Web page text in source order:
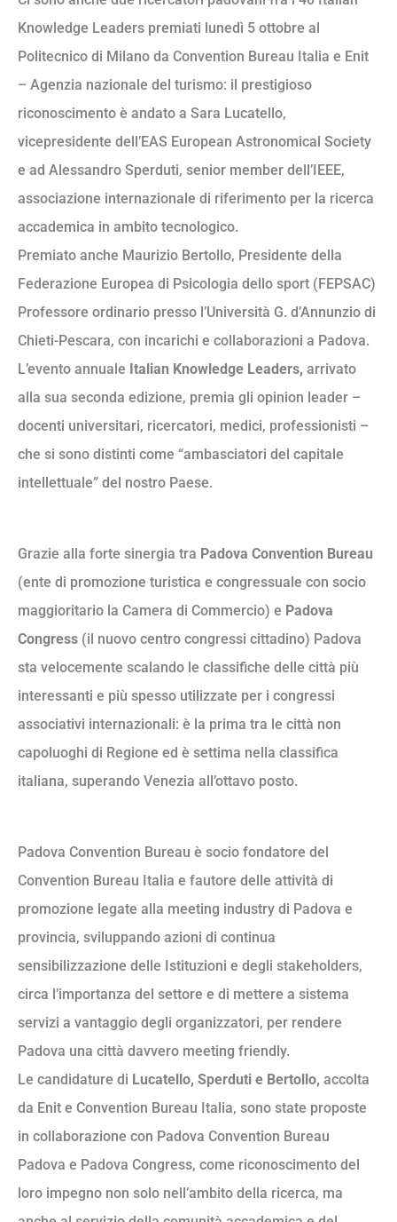
Knowledge Leaders premiati lunedì 5 ottobre al
Politecnico di Milano da Convention Bureau Italia e Enit
– Agenzia nazionale del turismo: il prestigioso
riconoscimento è andato a Sara Lucatello,
vicepresidente dell’EAS European Astronomical Society
e ad Alessandro Sperduti, senior member dell’IEEE,
associazione internazionale di riferimento per la ricerca
accademica in ambito tecnologico.
Premiato anche Maurizio Bertollo, Presidente della
Federazione Europea di Psicologia dello sport (FEPSAC)
Professore ordinario presso l’Università G. d’Annunzio di
Chieti-Pescara, con incarichi e collaborazioni a Padova.
L’evento annuale Italian Knowledge Leaders, arrivato
alla sua seconda edizione, premia gli opinion leader –
docenti universitari, ricercatori, medici, professionisti –
che si sono distinti come “ambasciatori del capitale
intellettuale” del nostro Paese.
Grazie alla forte sinergia tra Padova Convention Bureau
(ente di promozione turistica e congressuale con socio
maggioritario la Camera di Commercio) e Padova
Congress (il nuovo centro congressi cittadino) Padova
sta velocemente scalando le classifiche delle città più
interessanti e più spesso utilizzate per i congressi
associativi internazionali: è la prima tra le città non
capoluoghi di Regione ed è settima nella classifica
italiana, superando Venezia all’ottavo posto.
Padova Convention Bureau è socio fondatore del
Convention Bureau Italia e fautore delle attività di
promozione legate alla meeting industry di Padova e
provincia, sviluppando azioni di continua
sensibilizzazione delle Istituzioni e degli stakeholders,
circa l’importanza del settore e di mettere a sistema
servizi a vantaggio degli organizzatori, per rendere
Padova una città davvero meeting friendly.
Le candidature di Lucatello, Sperduti e Bertollo, accolta
da Enit e Convention Bureau Italia, sono state proposte
in collaborazione con Padova Convention Bureau
Padova e Padova Congress, come riconoscimento del
loro impegno non solo nell’ambito della ricerca, ma